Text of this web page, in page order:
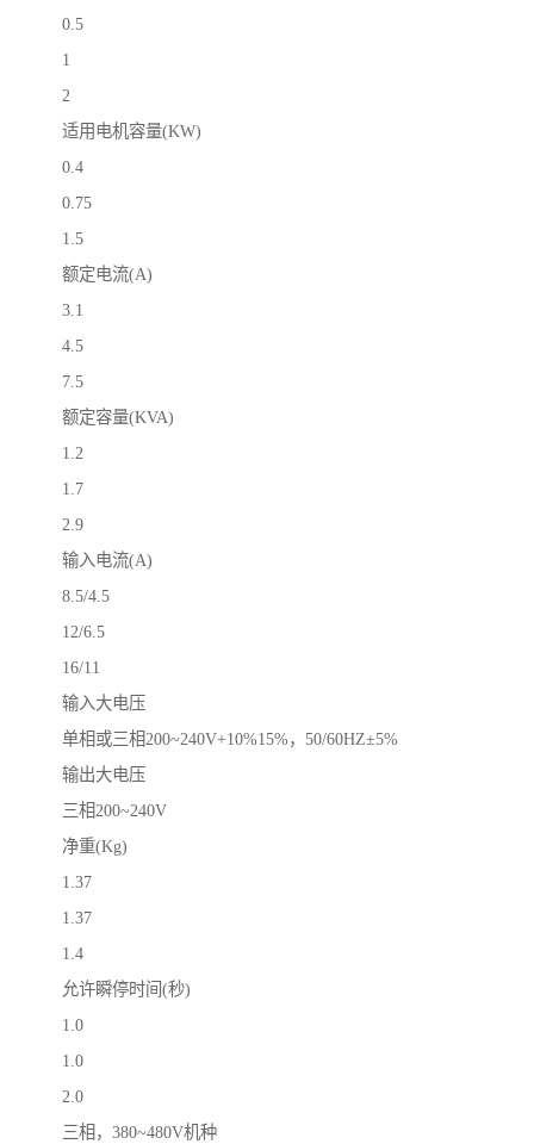
0.5
1
2
适用电机容量(KW)
0.4
0.75
1.5
额定电流(A)
3.1
4.5
7.5
额定容量(KVA)
1.2
1.7
2.9
输入电流(A)
8.5/4.5
12/6.5
16/11
输入大电压
单相或三相200~240V+10%15%，50/60HZ±5%
输出大电压
三相200~240V
净重(Kg)
1.37
1.37
1.4
允许瞬停时间(秒)
1.0
1.0
2.0
三相，380~480V机种